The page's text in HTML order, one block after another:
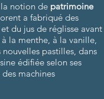
notion de patrimoine
a fabriqué des
du jus de réglisse avant
la menthe, à la vanille,
pastilles, dans
édifiée selon ses
machines